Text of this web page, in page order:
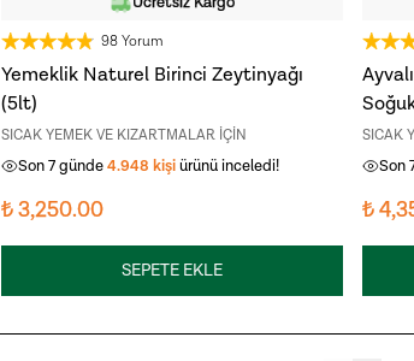
3 Al 2 Öde
98 Yorum
Yemeklik Naturel Birinci Zeytinyağı
(5lt)
SICAK YEMEK VE KIZARTMALAR İÇİN
Son 7 günde608kişi sepetine ekledi!
Son 7 günde4.948 kişiürünü inceledi!
₺ 3,250.00
SEPETE EKLE
SICAK
Son
Son
₺